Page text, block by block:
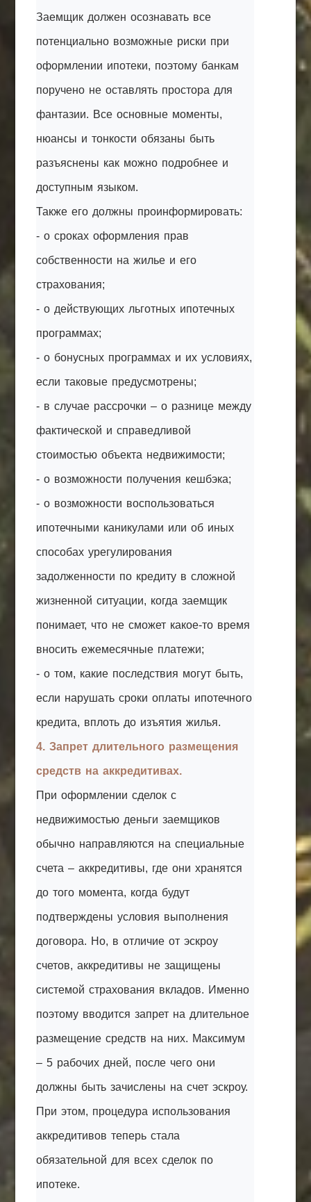
Заемщик должен осознавать все
потенциально возможные риски при
оформлении ипотеки, поэтому банкам
поручено не оставлять простора для
фантазии. Все основные моменты,
нюансы и тонкости обязаны быть
разъяснены как можно подробнее и
доступным языком.
Также его должны проинформировать:
- о сроках оформления прав
собственности на жилье и его
страхования;
- о действующих льготных ипотечных
программах;
- о бонусных программах и их условиях,
если таковые предусмотрены;
- в случае рассрочки – о разнице между
фактической и справедливой
стоимостью объекта недвижимости;
- о возможности получения кешбэка;
- о возможности воспользоваться
ипотечными каникулами или об иных
способах урегулирования
задолженности по кредиту в сложной
жизненной ситуации, когда заемщик
понимает, что не сможет какое-то время
вносить ежемесячные платежи;
- о том, какие последствия могут быть,
если нарушать сроки оплаты ипотечного
кредита, вплоть до изъятия жилья.
4. Запрет длительного размещения
средств на аккредитивах.
При оформлении сделок с
недвижимостью деньги заемщиков
обычно направляются на специальные
счета – аккредитивы, где они хранятся
до того момента, когда будут
подтверждены условия выполнения
договора. Но, в отличие от эскроу
счетов, аккредитивы не защищены
системой страхования вкладов. Именно
поэтому вводится запрет на длительное
размещение средств на них. Максимум
– 5 рабочих дней, после чего они
должны быть зачислены на счет эскроу.
При этом, процедура использования
аккредитивов теперь стала
обязательной для всех сделок по
ипотеке.